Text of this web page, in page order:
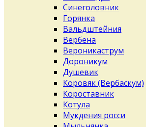
Синеголовник
Горянка
Вальдштейния
Вербена
Вероникаструм
Дороникум
Душевик
Коровяк (Вербаскум)
Короставник
Котула
Мукдения росси